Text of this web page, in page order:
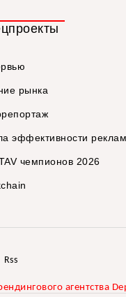
рынка
эффективности
чемпионов 2026
Rss
агентства